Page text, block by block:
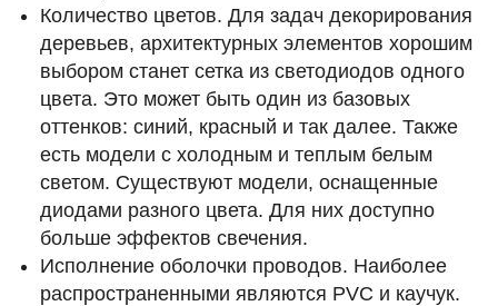
Количество цветов. Для задач декорирования
деревьев, архитектурных элементов хорошим
выбором станет сетка из светодиодов одного
цвета. Это может быть один из базовых
оттенков: синий, красный и так далее. Также
есть модели с холодным и теплым белым
светом. Существуют модели, оснащенные
диодами разного цвета. Для них доступно
больше эффектов свечения.
Исполнение оболочки проводов. Наиболее
распространенными являются PVC и каучук.